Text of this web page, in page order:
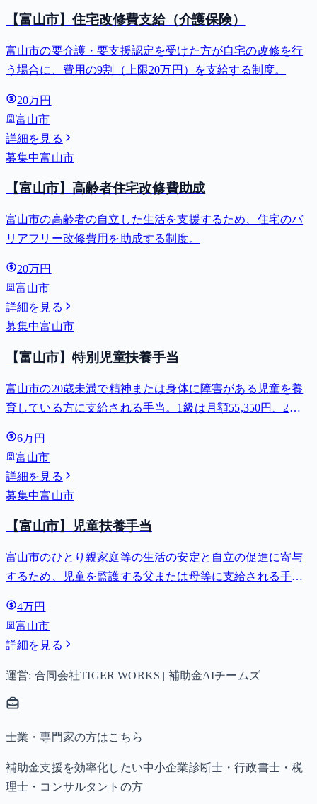
【富山市】住宅改修費支給（介護保険）
富山市の要介護・要支援認定を受けた方が自宅の改修を行
う場合に、費用の9割（上限20万円）を支給する制度。
20万円
富山市
詳細を見る
募集中富山市
【富山市】高齢者住宅改修費助成
富山市の高齢者の自立した生活を支援するため、住宅のバ
リアフリー改修費用を助成する制度。
20万円
富山市
詳細を見る
募集中富山市
【富山市】特別児童扶養手当
富山市の20歳未満で精神または身体に障害がある児童を養
育している方に支給される手当。1級は月額55,350円、2級
6万円
富山市
詳細を見る
募集中富山市
【富山市】児童扶養手当
富山市のひとり親家庭等の生活の安定と自立の促進に寄与
するため、児童を監護する父または母等に支給される手
4万円
富山市
詳細を見る
運営: 合同会社TIGER WORKS | 補助金AIチームズ
士業・専門家の方はこちら
補助金支援を効率化したい中小企業診断士・行政書士・税
理士・コンサルタントの方